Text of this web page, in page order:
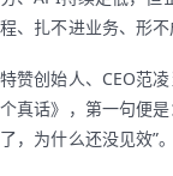
程、扎不进业务、形不
特赞创始人、CEO范
个真话》，第一句便
了，为什么还没见效”。